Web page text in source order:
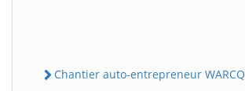
Chantier auto-entrepreneur WARCQ